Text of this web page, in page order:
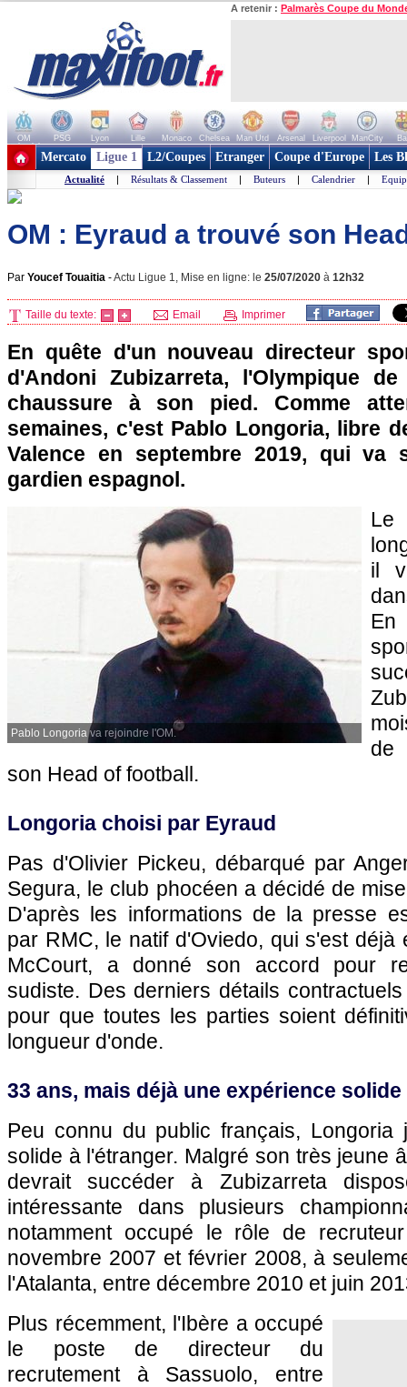
A retenir : Palmarès Coupe du
OM PSG Lyon Lille Monaco Chelsea Man Utd Arsenal Liverpool ManCity
+ de clubs
Mercato Ligue 1 L2/Coupes Etranger Coupe d'Europe Les
Actualité | Résultats & Classement | Buteurs | Calendrier |
OM : Eyraud a trouvé son
Par Youcef Touaitia -Actu Ligue 1, Mise en ligne: le 25/07/2020 à 12h32
Taille du texte: Email Imprimer
En quête d'un nouveau directeur
d'Andoni Zubizarreta, l'Olympique
chaussure à son pied. Comme
semaines, c'est Pablo Longoria, libre
Valence en septembre 2019, qui va
gardien espagnol.
Pablo Longoria va rejoindre l'OM.
Le
il
En
de
son Head of football.
Longoria choisi par Eyraud
Pas d'Olivier Pickeu, débarqué par
Segura, le club phocéen a décidé de
D'après les informations de la presse
par RMC, le natif d'Oviedo, qui s'est déjà
McCourt, a donné son accord pour
sudiste. Des derniers détails
pour que toutes les parties soient
longueur d'onde.
33 ans, mais déjà une expérience solide
Peu connu du public français, Longoria
solide à l'étranger. Malgré son très jeune
devrait succéder à Zubizarreta
intéressante dans plusieurs
notamment occupé le rôle de
novembre 2007 et février 2008, à
l'Atalanta, entre décembre 2010 et juin
Plus récemment, l'Ibère a occupé
le poste de directeur du
recrutement à Sassuolo, entre